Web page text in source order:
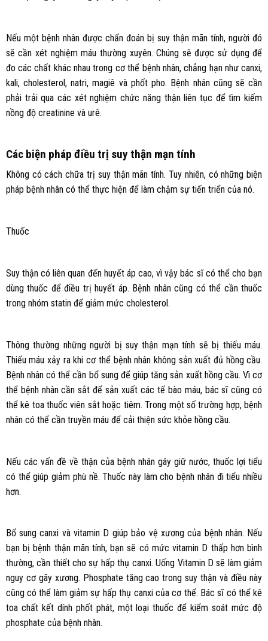
Nếu một bệnh nhân được chẩn đoán bị suy thận mãn tính, người đó
sẽ cần xét nghiệm máu thường xuyên. Chúng sẽ được sử dụng để
đo các chất khác nhau trong cơ thể bệnh nhân, chẳng hạn như canxi,
kali, cholesterol, natri, magiê và phốt pho. Bệnh nhân cũng sẽ cần
phải trải qua các xét nghiệm chức năng thận liên tục để tìm kiếm
nồng độ creatinine và urê.
Các biện pháp điều trị suy thận mạn tính
Không có cách chữa trị suy thận mãn tính. Tuy nhiên, có những biện
pháp bệnh nhân có thể thực hiện để làm chậm sự tiến triển của nó.
Thuốc
Suy thận có liên quan đến huyết áp cao, vì vậy bác sĩ có thể cho bạn
dùng thuốc để điều trị huyết áp. Bệnh nhân cũng có thể cần thuốc
trong nhóm statin để giảm mức cholesterol.
Thông thường những người bị suy thận mạn tính sẽ bị thiếu máu.
Thiếu máu xảy ra khi cơ thể bệnh nhân không sản xuất đủ hồng cầu.
Bệnh nhân có thể cần bổ sung để giúp tăng sản xuất hồng cầu. Vì cơ
thể bệnh nhân cần sắt để sản xuất các tế bào máu, bác sĩ cũng có
thể kê toa thuốc viên sắt hoặc tiêm. Trong một số trường hợp, bệnh
nhân có thể cần truyền máu để cải thiện sức khỏe hồng cầu.
Nếu các vấn đề về thận của bệnh nhân gây giữ nước, thuốc lợi tiểu
có thể giúp giảm phù nề. Thuốc này làm cho bệnh nhân đi tiểu nhiều
hơn.
Bổ sung canxi và vitamin D giúp bảo vệ xương của bệnh nhân. Nếu
bạn bị bệnh thận mãn tính, bạn sẽ có mức vitamin D thấp hơn bình
thường, cần thiết cho sự hấp thụ canxi. Uống Vitamin D sẽ làm giảm
nguy cơ gãy xương. Phosphate tăng cao trong suy thận và điều này
cũng có thể làm giảm sự hấp thụ canxi của cơ thể. Bác sĩ có thể kê
toa chất kết dính phốt phát, một loại thuốc để kiểm soát mức độ
phosphate của bệnh nhân.